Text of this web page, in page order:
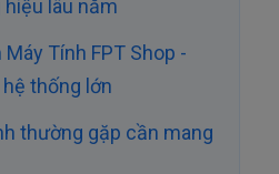
lâu năm
Máy Tính FPT Shop -
thống lớn
thường gặp cần mang